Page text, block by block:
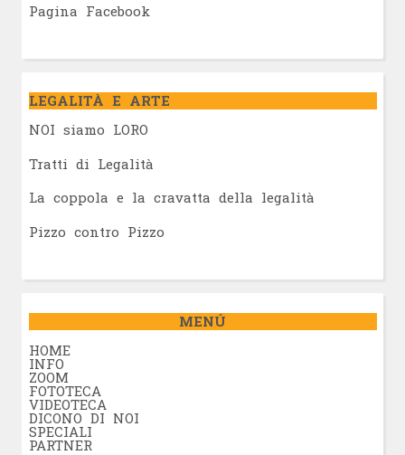
Pagina Facebook
LEGALITÀ E ARTE
NOI siamo LORO
Tratti di Legalità
La coppola e la cravatta della legalità
Pizzo contro Pizzo
MENÚ
HOME
INFO
ZOOM
FOTOTECA
VIDEOTECA
DICONO DI NOI
SPECIALI
PARTNER